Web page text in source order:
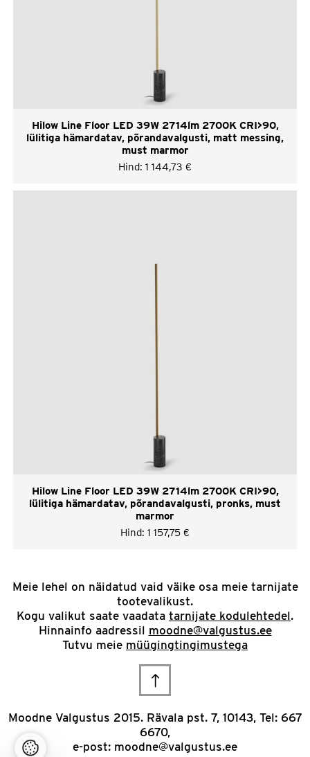
Hilow Line Floor LED 39W 2714lm 2700K CRI>90,
lülitiga hämardatav, põrandavalgusti, matt messing,
must marmor
Hind: 1 144,73 €
Hilow Line Floor LED 39W 2714lm 2700K CRI>90,
lülitiga hämardatav, põrandavalgusti, pronks, must
marmor
Hind: 1 157,75 €
Meie lehel on näidatud vaid väike osa meie tarnijate
tootevalikust.
Kogu valikut saate vaadata tarnijate kodulehtedel.
Hinnainfo aadressil moodne@valgustus.ee
Tutvu meie müügingtingimustega
to
top
Moodne Valgustus 2015. Rävala pst. 7, 10143, Tel: 667
6670,
e-post: moodne@valgustus.ee